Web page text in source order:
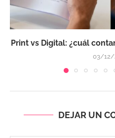
Print vs Digital: ¿cuál
03/12/
DEJAR UN